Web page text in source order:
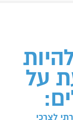
על
לצרכי